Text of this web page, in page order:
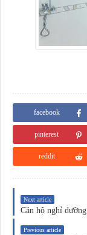
facebook
pinterest
reddit
Next article
Căn hộ nghỉ
Previous article